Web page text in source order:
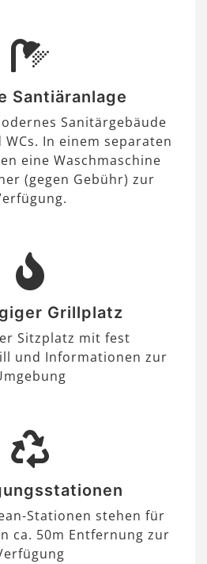
Santiäranlage
Sanitärgebäude
In einem separaten
eine Waschmaschine
(gegen Gebühr) zur
Grillplatz
Sitzplatz mit fest
und Informationen zur
Stationen stehen für
ca. 50m Entfernung zur